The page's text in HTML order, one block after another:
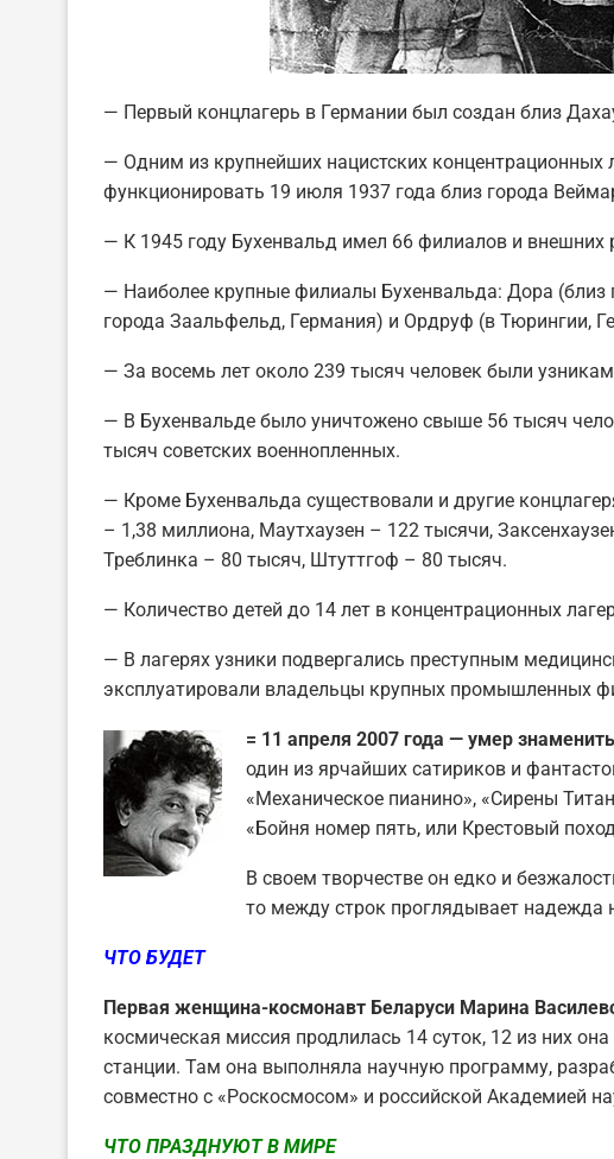
— Первый концлагерь в Германии был создан близ
— Одним из крупнейших нацистских концентрационных
функционировать 19 июля 1937 года близ города
— К 1945 году Бухенвальд имел 66 филиалов и внешних
— Наиболее крупные филиалы Бухенвальда: Дора (близ
города Заальфельд, Германия) и Ордруф (в Тюрингии,
— За восемь лет около 239 тысяч человек были
— В Бухенвальде было уничтожено свыше 56 тысяч
тысяч советских военнопленных.
— Кроме Бухенвальда существовали и другие
– 1,38 миллиона, Маутхаузен – 122 тысячи,
Треблинка – 80 тысяч, Штуттгоф – 80 тысяч.
— Количество детей до 14 лет в концентрационных
— В лагерях узники подвергались преступным
эксплуатировали владельцы крупных промышленных
= 11 апреля 2007 года — умер
один из ярчайших сатириков и
«Механическое пианино», «Сирены
«Бойня номер пять, или Крестовый
В своем творчестве он едко и
то между строк проглядывает надежда
ЧТО БУДЕТ
Первая женщина-космонавт Беларуси Марина
космическая миссия продлилась 14 суток, 12 из них
станции. Там она выполняла научную программу,
совместно с «Роскосмосом» и российской Академией
ЧТО ПРАЗДНУЮТ В МИРЕ